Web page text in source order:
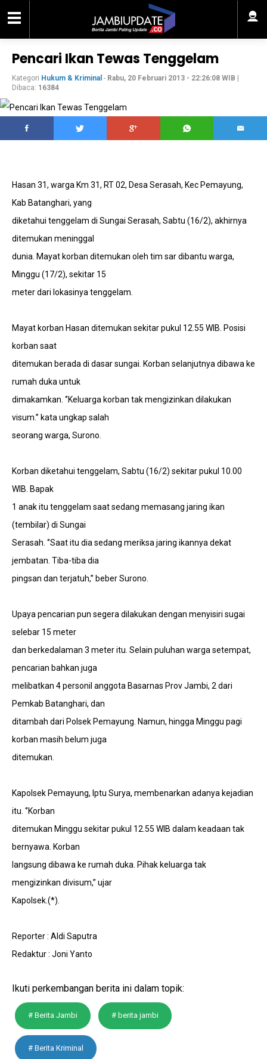
Pencari Ikan Tewas Tenggelam
Kategori Hukum & Kriminal - Rabu, 20 Februari 2013 - 22:26:08 WIB
Dibaca: 16384
Hasan 31, warga Km 31, RT 02, Desa Serasah, Kec Pemayung,
Kab Batanghari, yang
diketahui tenggelam di Sungai Serasah, Sabtu (16/2), akhirnya
ditemukan meninggal
dunia. Mayat korban ditemukan oleh tim sar dibantu warga,
Minggu (17/2), sekitar 15
meter dari lokasinya tenggelam.
Mayat korban Hasan ditemukan sekitar pukul 12.55 WIB. Posisi
korban saat
ditemukan berada di dasar sungai. Korban selanjutnya dibawa ke
rumah duka untuk
dimakamkan. ‘’Keluarga korban tak mengizinkan dilakukan
visum.’’ kata ungkap salah
seorang warga, Surono.
Korban diketahui tenggelam, Sabtu (16/2) sekitar pukul 10.00
WIB. Bapak
1 anak itu tenggelam saat sedang memasang jaring ikan
(tembilar) di Sungai
Serasah. ‘’Saat itu dia sedang meriksa jaring ikannya dekat
jembatan. Tiba-tiba dia
pingsan dan terjatuh,’’ beber Surono.
Upaya pencarian pun segera dilakukan dengan menyisiri sugai
selebar 15 meter
dan berkedalaman 3 meter itu. Selain puluhan warga setempat,
pencarian bahkan juga
melibatkan 4 personil anggota Basarnas Prov Jambi, 2 dari
Pemkab Batanghari, dan
ditambah dari Polsek Pemayung. Namun, hingga Minggu pagi
korban masih belum juga
ditemukan.
Kapolsek Pemayung, Iptu Surya, membenarkan adanya kejadian
itu. ‘’Korban
ditemukan Minggu sekitar pukul 12.55 WIB dalam keadaan tak
bernyawa. Korban
langsung dibawa ke rumah duka. Pihak keluarga tak
mengizinkan divisum,’’ ujar
Kapolsek.(*).
Reporter : Aldi Saputra
Redaktur : Joni Yanto
Ikuti perkembangan berita ini dalam topik:
# Berita Jambi # berita jambi
# Berita Kriminal